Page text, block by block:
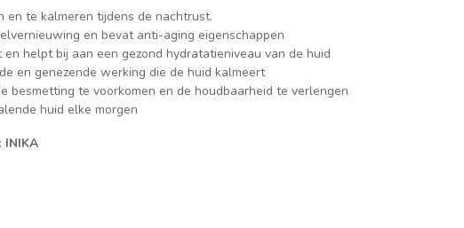
te kalmeren tijdens de nachtrust.
en bevat anti-aging eigenschappen
helpt bij aan een gezond hydratatieniveau van de huid
en genezende werking die de huid kalmeert
besmetting te voorkomen en de houdbaarheid te verlengen
huid elke morgen